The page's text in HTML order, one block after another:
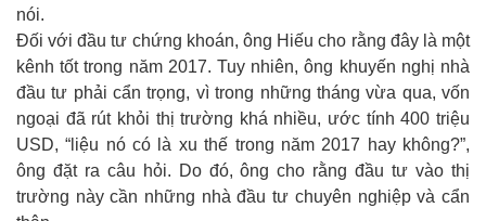
nói.
Đối với đầu tư chứng khoán, ông Hiếu cho rằng đây là một
kênh tốt trong năm 2017. Tuy nhiên, ông khuyến nghị nhà
đầu tư phải cẩn trọng, vì trong những tháng vừa qua, vốn
ngoại đã rút khỏi thị trường khá nhiều, ước tính 400 triệu
USD, “liệu nó có là xu thế trong năm 2017 hay không?”,
ông đặt ra câu hỏi. Do đó, ông cho rằng đầu tư vào thị
trường này cần những nhà đầu tư chuyên nghiệp và cẩn